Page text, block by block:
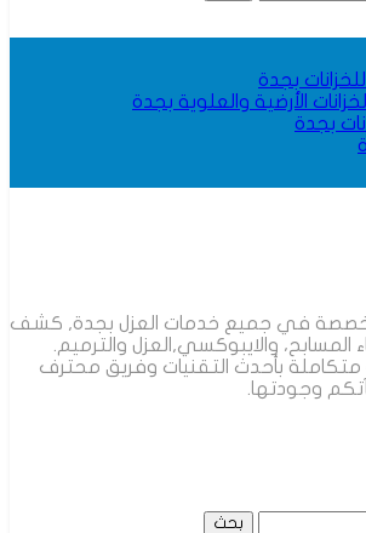
بجدة
الأرضية والعلوية بجدة
بجدة
في جميع خدمات العزل بجدة, كشف
المسابح، والايبوكسي,العزل والترميم.
بأحدث التقنيات وفريق محترف
وجودتها.